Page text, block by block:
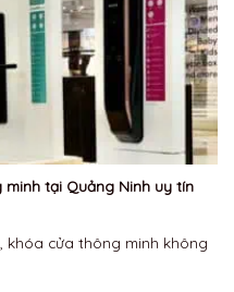
tại Quảng Ninh uy tín
khóa cửa thông minh không